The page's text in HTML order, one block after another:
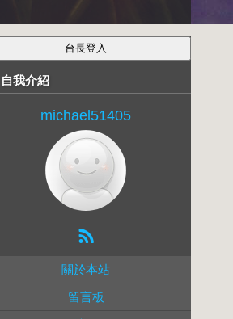
自我介紹
michael51405
關於本站
留言板